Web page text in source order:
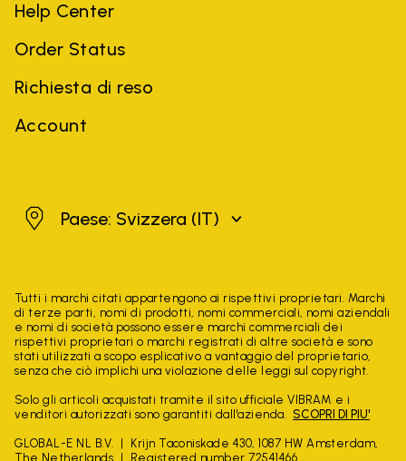
Help Center
Order Status
Richiesta di reso
Account
SvizzeraPaese: Svizzera (IT)
Tutti i marchi citati appartengono ai rispettivi proprietari. Marchi
di terze parti, nomi di prodotti, nomi commerciali, nomi aziendali
e nomi di società possono essere marchi commerciali dei
rispettivi proprietari o marchi registrati di altre società e sono
stati utilizzati a scopo esplicativo a vantaggio del proprietario,
senza che ciò implichi una violazione delle leggi sul copyright.
Solo gli articoli acquistati tramite il sito ufficiale VIBRAM e i
venditori autorizzati sono garantiti dall'azienda. SCOPRI DI PIU'
GLOBAL-E NL B.V.
Krijn Taconiskade 430, 1087 HW Amsterdam,
The Netherlands
Registered number 72541466